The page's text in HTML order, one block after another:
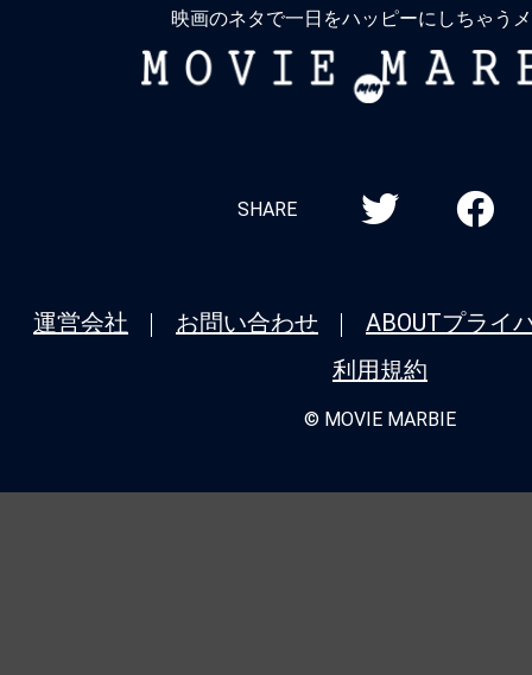
映画のネタで一日をハッピーにしちゃう
MOVIE
SHARE
運営会社 お問い合わせ ABOUTプライ
利用規約
© MOVIE MARBIE